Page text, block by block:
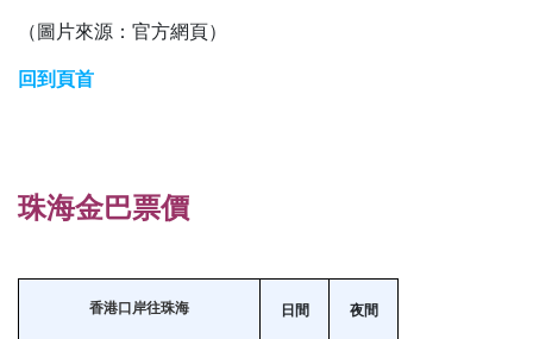
（圖片來源：官方網頁）
回到頁首
珠海金巴票價
香港口岸往珠海 日間 夜間